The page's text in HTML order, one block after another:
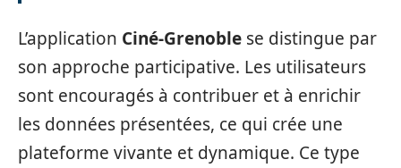
L’application Ciné-Grenoble se distingue par
son approche participative. Les utilisateurs
sont encouragés à contribuer et à enrichir
les données présentées, ce qui crée une
plateforme vivante et dynamique. Ce type